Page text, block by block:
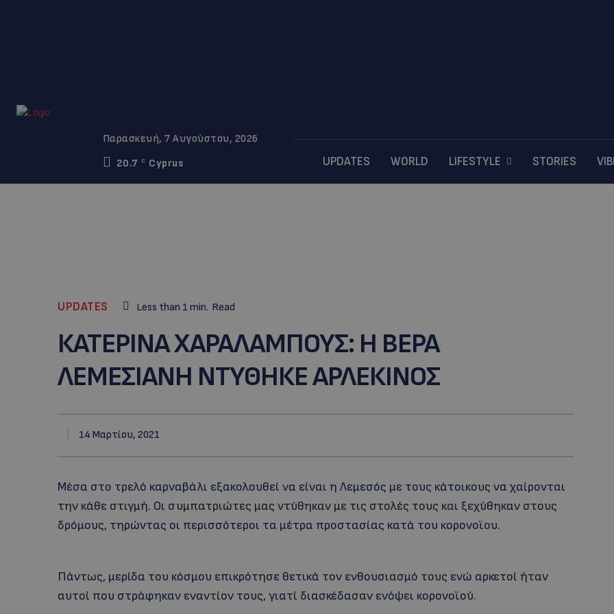
Παρασκευή, 7 Αυγούστου, 2026
20.7
C Cyprus UPDATES WORLD LIFESTYLE STORIES
UPDATES Less than 1 min. Read
ΚΑΤΕΡΙΝΑ ΧΑΡΑΛΑΜΠΟΥΣ: Η ΒΕΡΑ
ΛΕΜΕΣΙΑΝΗ ΝΤΥΘΗΚΕ ΑΡΛΕΚΙΝΟΣ
14 Μαρτίου, 2021
Μέσα στο τρελό καρναβάλι εξακολουθεί να είναι η Λεμεσός με τους κάτοικους να χαίρονται
την κάθε στιγμή. Οι συμπατριώτες μας ντύθηκαν με τις στολές τους και ξεχύθηκαν στους
δρόμους, τηρώντας οι περισσότεροι τα μέτρα προστασίας κατά του κορονοϊου.
Πάντως, μερίδα του κόσμου επικρότησε θετικά τον ενθουσιασμό τους ενώ αρκετοί ήταν
αυτοί που στράφηκαν εναντίον τους, γιατί διασκέδασαν ενόψει κορονοϊού.